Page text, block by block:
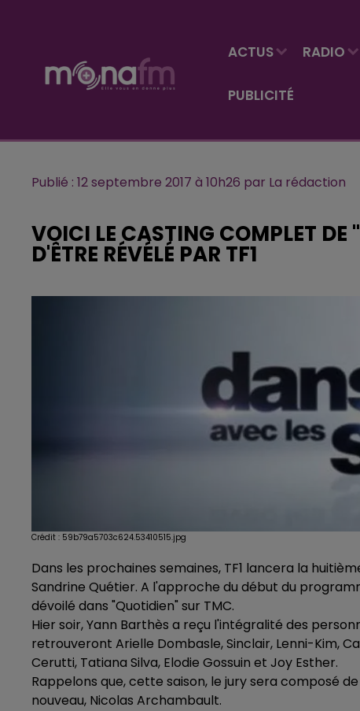
ACTUS RADIO
PUBLICITÉ
Publié : 12 septembre 2017 à 10h26 par La rédaction
VOICI LE CASTING COMPLET DE
D'ÊTRE RÉVÉLÉ PAR TF1
Crédit : 59b79a5703c624.53410515.jpg
Dans les prochaines semaines, TF1 lancera la
Sandrine Quétier. A l'approche du début du
dévoilé dans "Quotidien" sur TMC.
Hier soir, Yann Barthès a reçu l'intégralité des
retrouveront Arielle Dombasle, Sinclair, Lenni-Kim,
Cerutti, Tatiana Silva, Elodie Gossuin et Joy Esther.
Rappelons que, cette saison, le jury sera composé
nouveau, Nicolas Archambault.